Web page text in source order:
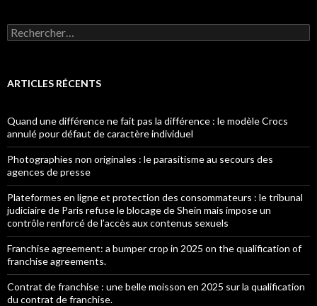
Rechercher :
ARTICLES RÉCENTS
Quand une différence ne fait pas la différence : le modèle Crocs
annulé pour défaut de caractère individuel
Photographies non originales : le parasitisme au secours des
agences de presse
Plateformes en ligne et protection des consommateurs : le tribunal
judiciaire de Paris refuse le blocage de Shein mais impose un
contrôle renforcé de l’accès aux contenus sexuels
Franchise agreement: a bumper crop in 2025 on the qualification of
franchise agreements.
Contrat de franchise : une belle moisson en 2025 sur la qualification
du contrat de franchise.